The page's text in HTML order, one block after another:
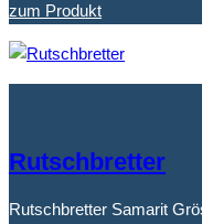
zum Produkt
Rutschbretter
Rutschbretter Samarit